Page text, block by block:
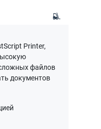
Printer,
файлов
документов